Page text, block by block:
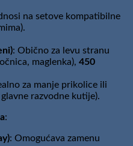
na setove kompatibilne
: Obično za levu stranu
maglenka), 450
za manje prikolice ili
razvodne kutije).
:
: Omogućava zamenu